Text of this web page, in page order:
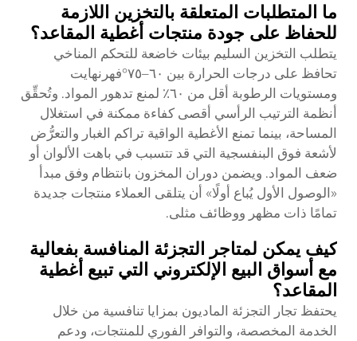
ما المتطلبات المتعلقة بالتخزين اللازمة
للحفاظ على جودة منتجات أغطية المقاعد؟
يتطلب التخزين السليم بيئات خاضعة للتحكم المناخي
تحافظ على درجات الحرارة بين ٦٠–٧٥°فهرنهايت
ومستويات الرطوبة أقل من ٦٠٪ لمنع تدهور المواد. وتُحقِّق
أنظمة الترتيب الرأسي أقصى كفاءة ممكنة في استغلال
المساحة، بينما تمنع الأغطية الواقية تراكم الغبار والتعرُّض
لأشعة فوق البنفسجية التي قد تتسبب في باهت الألوان أو
ضعف المواد. ويضمن دوران المخزون بانتظام وفق مبدأ
«الوصول الأول يُباع أولًا» أن يتلقى العملاء منتجات جديدة
تمامًا ذات مظهر ووظائف مثلى.
كيف يمكن لمتاجر التجزئة المنافسة بفعالية
مع أسواق البيع الإلكتروني التي تبيع أغطية
المقاعد؟
يحتفظ تجار التجزئة الماديون بمزايا تنافسية من خلال
الخدمة المخصصة، والتوافر الفوري للمنتجات، ودعم